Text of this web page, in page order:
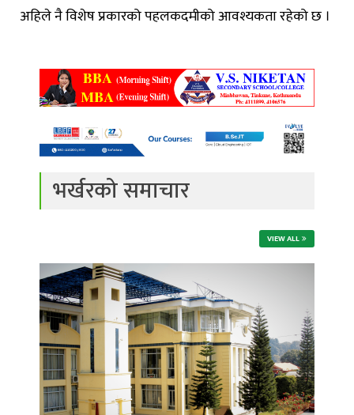
अहिले नै विशेष प्रकारको पहलकदमीको आवश्यकता रहेको छ ।
भर्खरको समाचार
VIEW ALL